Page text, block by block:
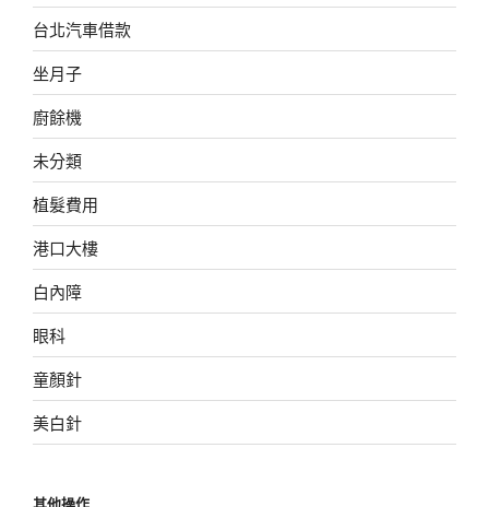
台北汽車借款
坐月子
廚餘機
未分類
植髮費用
港口大樓
白內障
眼科
童顏針
美白針